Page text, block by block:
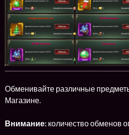
Обменивайте различные
Магазине.
Внимание: количество обменов